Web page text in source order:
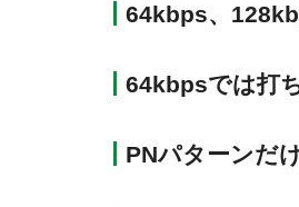
64kbps、
64kbpsでは打
PNパターンだ